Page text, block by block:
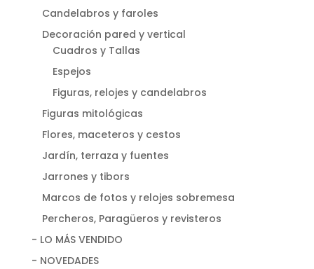
Candelabros y faroles
Decoración pared y vertical
Cuadros y Tallas
Espejos
Figuras, relojes y candelabros
Figuras mitológicas
Flores, maceteros y cestos
Jardín, terraza y fuentes
Jarrones y tibors
Marcos de fotos y relojes sobremesa
Percheros, Paragüeros y revisteros
- LO MÁS VENDIDO
- NOVEDADES